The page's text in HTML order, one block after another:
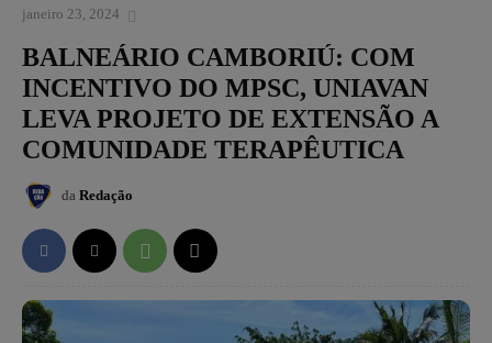
janeiro 23, 2024
BALNEÁRIO CAMBORIÚ: COM
INCENTIVO DO MPSC, UNIAVAN
LEVA PROJETO DE EXTENSÃO A
COMUNIDADE TERAPÊUTICA
da Redação